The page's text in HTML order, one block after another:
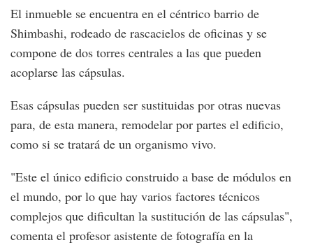
El inmueble se encuentra en el céntrico barrio de
Shimbashi, rodeado de rascacielos de oficinas y se
compone de dos torres centrales a las que pueden
acoplarse las cápsulas.
Esas cápsulas pueden ser sustituidas por otras nuevas
para, de esta manera, remodelar por partes el edificio,
como si se tratará de un organismo vivo.
"Este el único edificio construido a base de módulos en
el mundo, por lo que hay varios factores técnicos
complejos que dificultan la sustitución de las cápsulas",
comenta el profesor asistente de fotografía en la